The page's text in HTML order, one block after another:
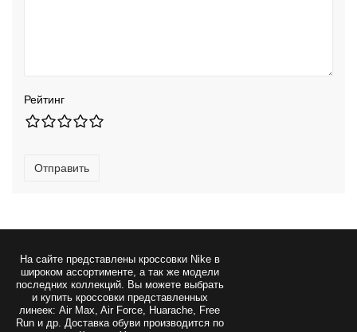
Рейтинг
Отправить
На сайте представлены кроссовки Nikeв
широком ассортименте, а так же модели
последних коллекций. Вы можете выбрать
и купить кроссовки представленных
линеек: Air Max, Air Force, Huarache, Free
Run и др. Доставка обуви производится по